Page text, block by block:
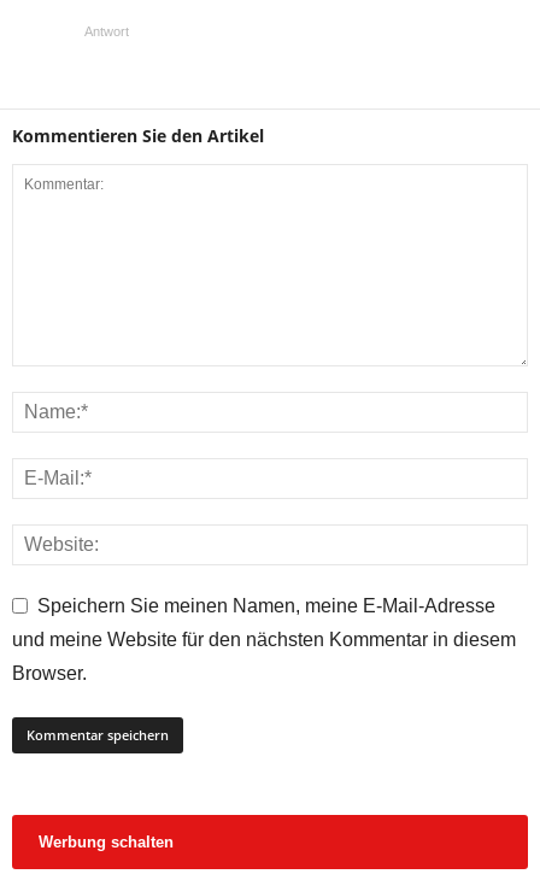
Antwort
Kommentieren Sie den Artikel
Speichern Sie meinen Namen, meine E-Mail-Adresse
und meine Website für den nächsten Kommentar in diesem
Browser.
Werbung schalten